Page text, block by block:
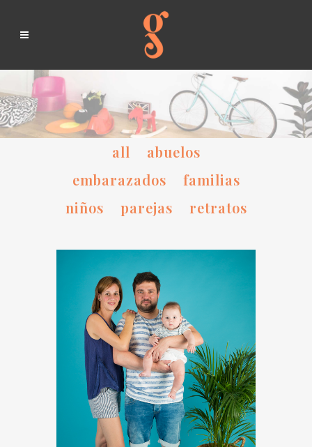
all
abuelos
embarazados
familias
niños
parejas retratos